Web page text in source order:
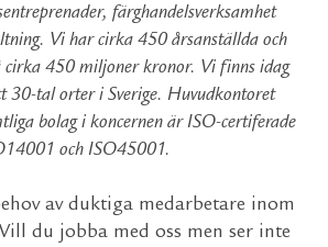
färghandelsverksamhet
Vi har cirka 450 årsanställda och
cirka 450 miljoner kronor. Vi finns idag
30-tal orter i Sverige. Huvudkontoret
bolag i koncernen är ISO-certiferade
och ISO45001.
av duktiga medarbetare inom
du jobba med oss men ser inte